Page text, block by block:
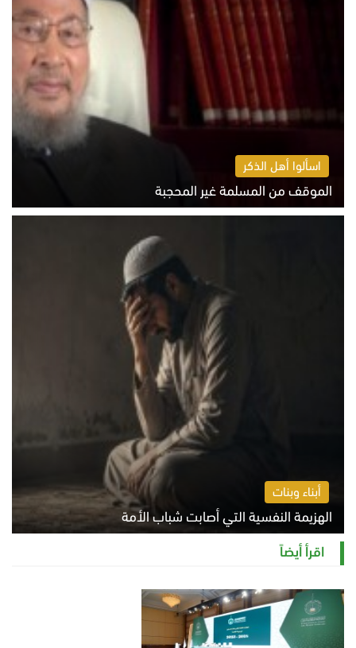
اسألوا أهل الذكر
الموقف من المسلمة غير المحجبة
الخميس 6 أغسطس 2026 10:45 ص
أبناء وبنات
الهزيمة النفسية التي أصابت شباب الأمة
الخميس 6 أغسطس 2026 11:12 ص
اقرأ أيضاً